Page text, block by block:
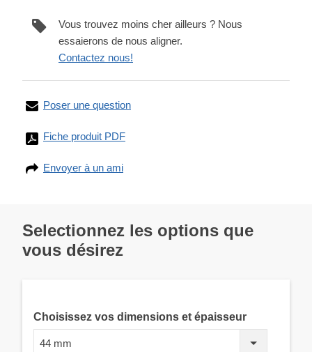
Vous trouvez moins cher ailleurs ? Nous
essaierons de nous aligner.
Contactez nous!
Poser une question
Fiche produit PDF
Envoyer à un ami
Selectionnez les options que
vous désirez
Choisissez vos dimensions et épaisseur
44 mm